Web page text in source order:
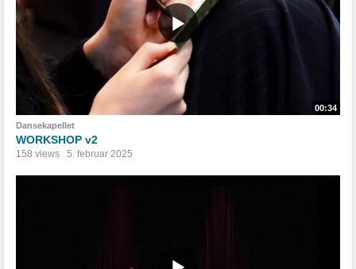
00:34
Dansekapellet
WORKSHOP v2
158 views 5. februar 2025